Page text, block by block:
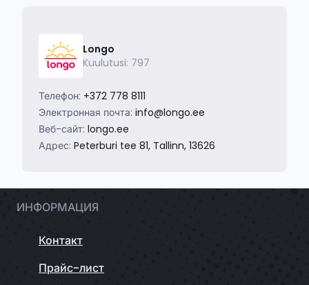
Longo
Kuulutusi: 797
Телефон: +372 778 8111
Электронная почта: info@longo.ee
Веб-сайт: longo.ee
Адрес: Peterburi tee 81, Tallinn, 13626
ИНФОРМАЦИЯ
Контакт
Прайс-лист